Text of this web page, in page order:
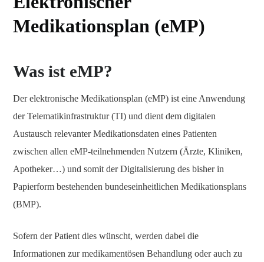
Medikationsplan (eMP)
Was ist eMP?
Der elektronische Medikationsplan (eMP) ist eine Anwendung
der Telematikinfrastruktur (TI) und dient dem digitalen
Austausch relevanter Medikationsdaten eines Patienten
zwischen allen eMP-teilnehmenden Nutzern (Ärzte, Kliniken,
Apotheker…) und somit der Digitalisierung des bisher in
Papierform bestehenden bundeseinheitlichen Medikationsplans
(BMP).
Sofern der Patient dies wünscht, werden dabei die
Informationen zur medikamentösen Behandlung oder auch zu